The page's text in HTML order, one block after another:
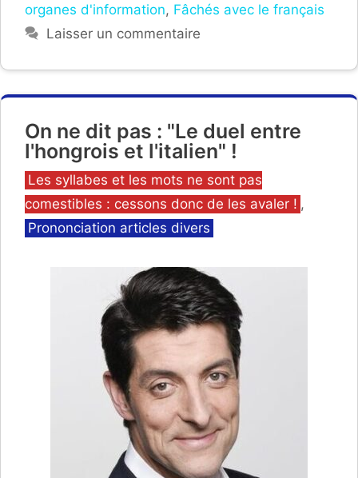
organes d'information, Fâchés avec le français
Laisser un commentaire
On ne dit pas : "Le duel entre
l'hongrois et l'italien" !
Catégories
Les syllabes et les mots ne sont pas
comestibles : cessons donc de les avaler ! ,
Prononciation articles divers